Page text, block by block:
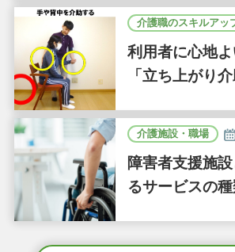
D」に注目｜気
護施設
介護職のスキルアッ
利用者に心地
「立ち上がり
（41）
介護施設・職場
障害者支援施
るサービスの